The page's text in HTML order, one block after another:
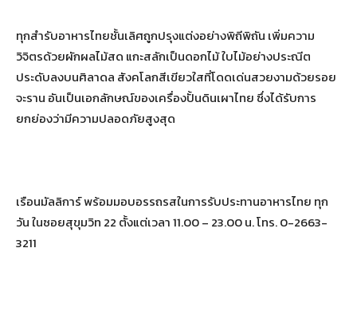
ทุกสำรับอาหารไทยชั้นเลิศถูกปรุงแต่งอย่างพิถีพิถัน เพิ่มความ
วิจิตรด้วยผักผลไม้สด แกะสลักเป็นดอกไม้ ใบไม้อย่างประณีต
ประดับลงบนศิลาดล สังคโลกสีเขียวใสที่โดดเด่นสวยงามด้วยรอย
จะราน อันเป็นเอกลักษณ์ของเครื่องปั้นดินเผาไทย ซึ่งได้รับการ
ยกย่องว่ามีความปลอดภัยสูงสุด
เรือนมัลลิการ์ พร้อมมอบอรรถรสในการรับประทานอาหารไทย ทุก
วัน ในซอยสุขุมวิท 22 ตั้งแต่เวลา 11.00 – 23.00 น. โทร. 0-2663-
3211